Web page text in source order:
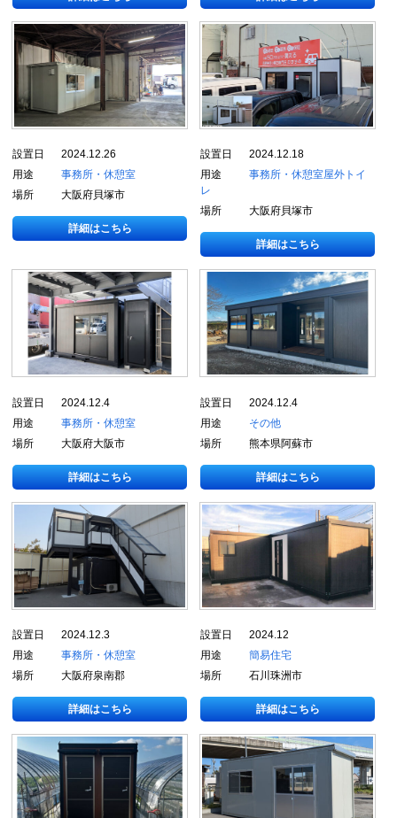
設置日
2024.12.26
用途
事務所・休憩室
場所
大阪府貝塚市
詳細はこちら
設置日
2024.12.18
用途
事務所・休憩室屋外トイ
レ
場所
大阪府貝塚市
詳細はこちら
設置日
2024.12.4
用途
事務所・休憩室
場所
大阪府大阪市
詳細はこちら
設置日
2024.12.4
用途
その他
場所
熊本県阿蘇市
詳細はこちら
設置日
2024.12.3
用途
事務所・休憩室
場所
大阪府泉南郡
詳細はこちら
設置日
2024.12
用途
簡易住宅
場所
石川珠洲市
詳細はこちら